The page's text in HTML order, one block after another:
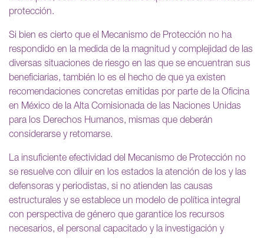
protección.
Si bien es cierto que el Mecanismo de Protección no ha
respondido en la medida de la magnitud y complejidad de las
diversas situaciones de riesgo en las que se encuentran sus
beneficiarias, también lo es el hecho de que ya existen
recomendaciones concretas emitidas por parte de la Oficina
en México de la Alta Comisionada de las Naciones Unidas
para los Derechos Humanos, mismas que deberán
considerarse y retomarse.
La insuficiente efectividad del Mecanismo de Protección no
se resuelve con diluir en los estados la atención de los y las
defensoras y periodistas, si no atienden las causas
estructurales y se establece un modelo de política integral
con perspectiva de género que garantice los recursos
necesarios, el personal capacitado y la investigación y